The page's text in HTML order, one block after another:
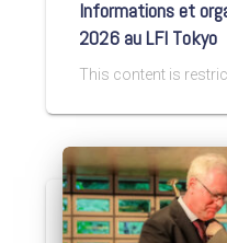
Informations et
2026 au LFI Tokyo
This content is